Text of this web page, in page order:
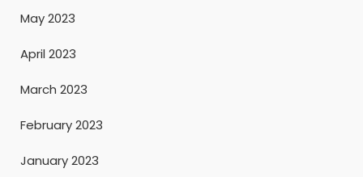
May 2023
April 2023
March 2023
February 2023
January 2023